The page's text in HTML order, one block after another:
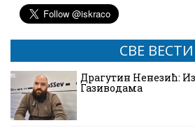
СВЕ ВЕСТИ
Драгутин Ненезић:
Газиводама